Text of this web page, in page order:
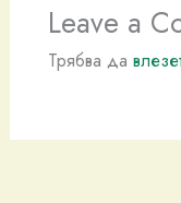
Leave a
Трябва да